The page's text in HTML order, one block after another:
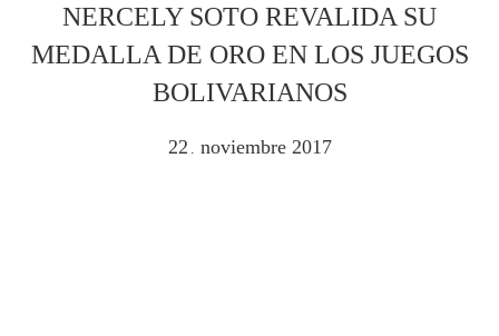
NERCELY SOTO REVALIDA SU
MEDALLA DE ORO EN LOS JUEGOS
BOLIVARIANOS
22 noviembre 2017